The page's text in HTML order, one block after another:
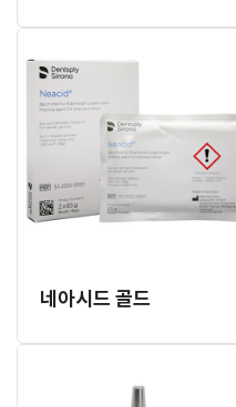
네아시드 골드